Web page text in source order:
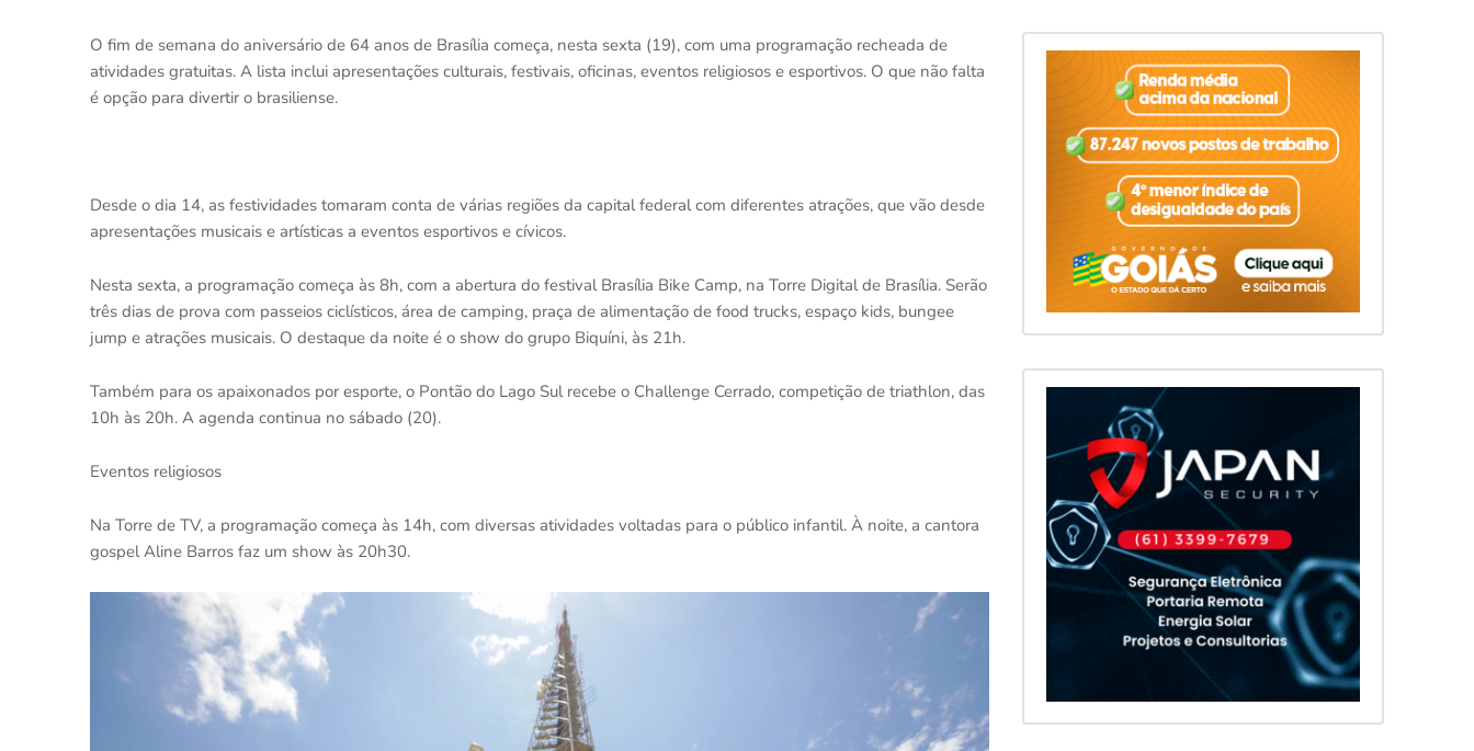
O fim de semana do aniversário de 64 anos de Brasília começa, nesta sexta (19), com uma programação recheada de
atividades gratuitas. A lista inclui apresentações culturais, festivais, oficinas, eventos religiosos e esportivos. O que não falta
é opção para divertir o brasiliense.
Desde o dia 14, as festividades tomaram conta de várias regiões da capital federal com diferentes atrações, que vão desde
apresentações musicais e artísticas a eventos esportivos e cívicos.
Nesta sexta, a programação começa às 8h, com a abertura do festival Brasília Bike Camp, na Torre Digital de Brasília. Serão
três dias de prova com passeios ciclísticos, área de camping, praça de alimentação de food trucks, espaço kids, bungee
jump e atrações musicais. O destaque da noite é o show do grupo Biquíni, às 21h.
Também para os apaixonados por esporte, o Pontão do Lago Sul recebe o Challenge Cerrado, competição de triathlon, das
10h às 20h. A agenda continua no sábado (20).
Eventos religiosos
Na Torre de TV, a programação começa às 14h, com diversas atividades voltadas para o público infantil. À noite, a cantora
gospel Aline Barros faz um show às 20h30.